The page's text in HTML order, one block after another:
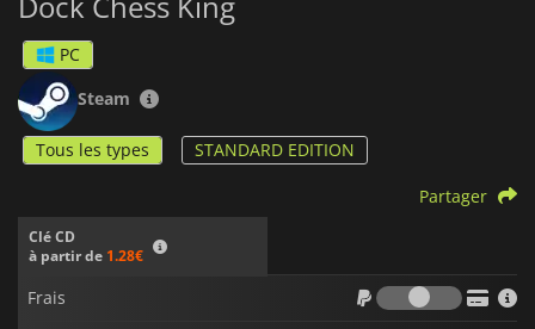
PC
Steam
Tous les types STANDARD EDITION
Clé CD
à partir de 1.28€
Partager
Frais
Frais